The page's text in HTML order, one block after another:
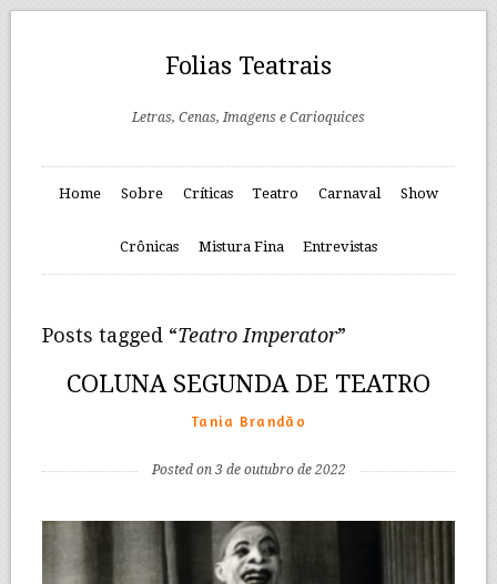
Folias Teatrais
Letras, Cenas, Imagens e Carioquices
Home Sobre Críticas Teatro Carnaval Show
Crônicas Mistura Fina Entrevistas
Posts tagged “Teatro Imperator”
COLUNA SEGUNDA DE TEATRO
Tania Brandão
Posted on 3 de outubro de 2022